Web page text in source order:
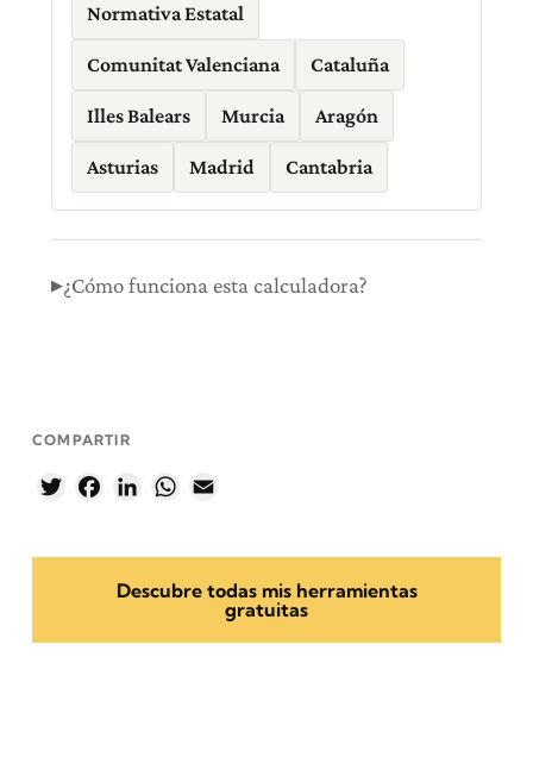
Normativa Estatal
Comunitat Valenciana Cataluña
Illes Balears Murcia Aragón
Asturias Madrid Cantabria
¿Cómo funciona esta calculadora?
COMPARTIR
TwitterFacebookLinkedInWhatsApp
Descubre todas mis herramientas
gratuitas